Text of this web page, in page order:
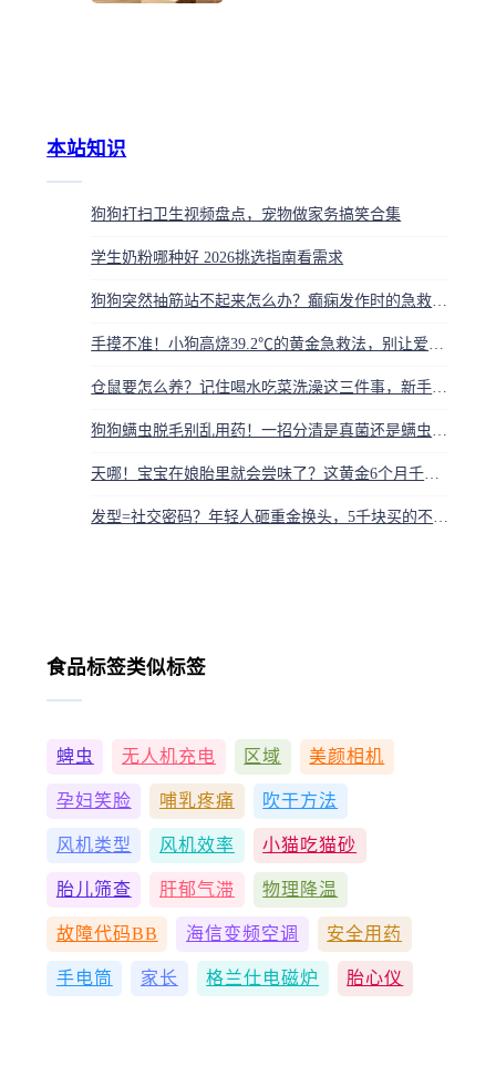
本站知识
狗狗打扫卫生视频盘点，宠物做家务搞笑合集
学生奶粉哪种好 2026挑选指南看需求
狗狗突然抽筋站不起来怎么办？癫痫发作时的急救方法
手摸不准！小狗高烧39.2℃的黄金急救法，别让爱变成害
仓鼠要怎么养？记住喝水吃菜洗澡这三件事，新手不踩坑
狗狗螨虫脱毛别乱用药！一招分清是真菌还是螨虫，附不复发方案
天哪！宝宝在娘胎里就会尝味了？这黄金6个月千万别错过
发型=社交密码？年轻人砸重金换头，5千块买的不是剪发是自信
食品标签类似标签
蜱虫 无人机充电 区域 美颜相机
孕妇笑脸 哺乳疼痛 吹干方法
风机类型 风机效率 小猫吃猫砂
胎儿筛查 肝郁气滞 物理降温
故障代码BB 海信变频空调 安全用药
手电筒 家长 格兰仕电磁炉 胎心仪